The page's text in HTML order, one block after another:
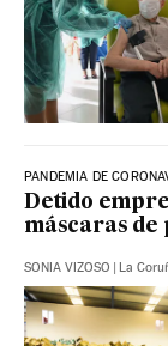
PANDEMIA DE
Detido
máscaras de
SONIA VIZOSO La